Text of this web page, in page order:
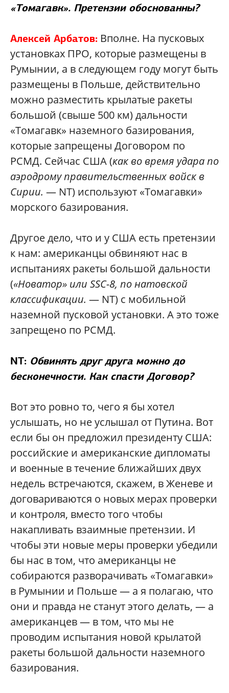
«Томагавк». Претензии обоснованны?
Алексей Арбатов: Вполне. На пусковых
установках ПРО, которые размещены в
Румынии, а в следующем году могут быть
размещены в Польше, действительно
можно разместить крылатые ракеты
большой (свыше 500 км) дальности
«Томагавк» наземного базирования,
которые запрещены Договором по
РСМД. Сейчас США (как во время удара по
аэродрому правительственных войск в
Сирии. — NT) используют «Томагавки»
морского базирования.
Другое дело, что и у США есть претензии
к нам: американцы обвиняют нас в
испытаниях ракеты большой дальности
(«Новатор» или SSC-8, по натовской
классификации. — NT) с мобильной
наземной пусковой установки. А это тоже
запрещено по РСМД.
NT: Обвинять друг друга можно до
бесконечности. Как спасти Договор?
Вот это ровно то, чего я бы хотел
услышать, но не услышал от Путина. Вот
если бы он предложил президенту США:
российские и американские дипломаты
и военные в течение ближайших двух
недель встречаются, скажем, в Женеве и
договариваются о новых мерах проверки
и контроля, вместо того чтобы
накапливать взаимные претензии. И
чтобы эти новые меры проверки убедили
бы нас в том, что американцы не
собираются разворачивать «Томагавки»
в Румынии и Польше — а я полагаю, что
они и правда не станут этого делать, — а
американцев — в том, что мы не
проводим испытания новой крылатой
ракеты большой дальности наземного
базирования.